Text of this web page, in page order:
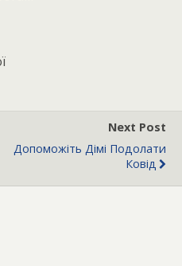
Next Post
Допоможіть Дімі Подолати
Ковід